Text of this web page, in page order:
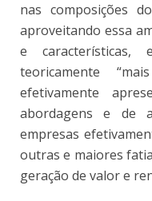
nas composições
aproveitando essa
e
teoricamente
efetivamente
abordagens e de
empresas
outras e maiores
geração de valor e